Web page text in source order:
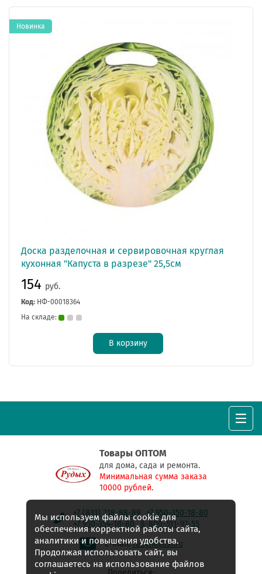
Доска разделочная и сервировочная круглая
кухонная "Капуста в разрезе" 25,5см
154 руб.
Код: НФ-00018364
На складе:
В корзину
Новинка
Товары ОПТОМ
для дома, сада и ремонта.
Минимальная сумма заказа
10000 рублей.
+7 (831) 218-88-89
+7 950-350-18-80
+7 950-354-18-80
8-800-511-97-55
E-mail:rudyh@list.ru
Мы используем файлы cookie для
обеспечения корректной работы сайта,
аналитики и повышения удобства.
Продолжая использовать сайт, вы
соглашаетесь на использование файлов